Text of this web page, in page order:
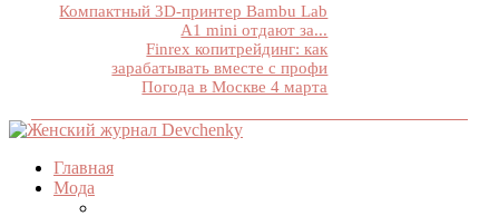
Компактный 3D-принтер Bambu Lab
А1 mini отдают за...
Finrex копитрейдинг: как
зарабатывать вместе с профи
Погода в Москве 4 марта
Главная
Мода